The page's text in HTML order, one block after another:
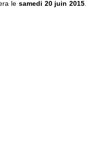
le samedi 20 juin 2015